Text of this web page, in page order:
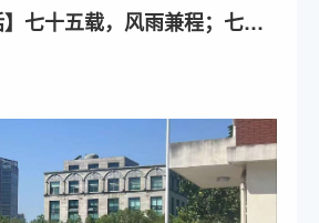
】七十五载，风雨兼程；七十